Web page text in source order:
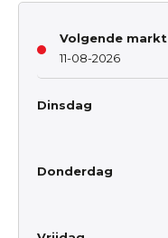
Volgende markt
11-08-2026
Dinsdag
Donderdag